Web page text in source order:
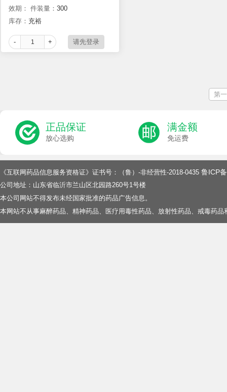
效期： 件装量： 300
库存： 充裕
- +
第
正品保证
放心选购
满金额
免运费
《互联网药品信息服务资格证》证书号：（鲁）-非经营性-2018-0435 鲁ICP
公司地址：山东省临沂市兰山区北园路260号1号楼
本公司网站不得发布未经国家批准的药品广告信息。
本网站不从事麻醉药品、精神药品、医疗用毒性药品、放射性药品、戒毒药